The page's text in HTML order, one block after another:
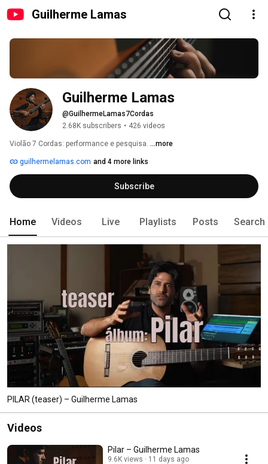
Guilherme Lamas
Guilherme Lamas
@GuilhermeLamas7Cordas
2.68K subscribers • 426 videos
Violão 7 Cordas: performance e pesquisa. ...more
guilhermelamas.com and 4 more links
Subscribe
Home Videos Live Playlists Posts Search
PILAR (teaser) – Guilherme Lamas
Videos
Pilar – Guilherme Lamas
9.6K views 11 days ago